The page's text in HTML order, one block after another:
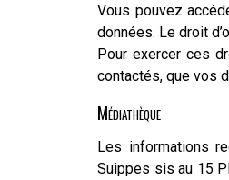
Vous pouvez
données. Le droit
Pour exercer ces
contactés, que vos
Médiathèque
Les informations
Suippes sis au 15